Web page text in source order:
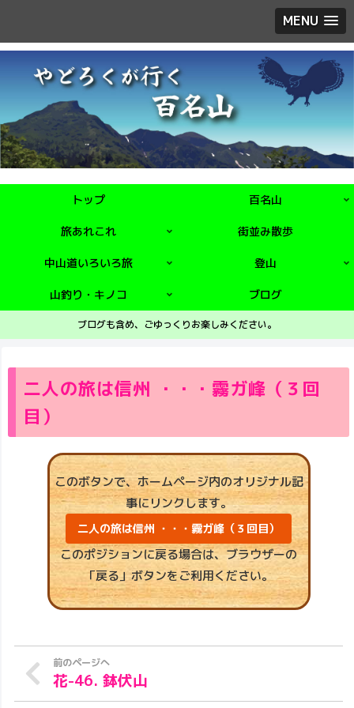
MENU
トップ 百名山
旅あれこれ 街並み散歩
中山道いろいろ旅 登山
山釣り・キノコ ブログ
ブログも含め、ごゆっくりお楽しみください。
二人の旅は信州 ・・・霧ガ峰（３回
目）
このボタンで、ホームページ内のオリジナル記
事にリンクします。
二人の旅は信州 ・・・霧ガ峰（３回目）
このポジションに戻る場合は、ブラウザーの
「戻る」ボタンをご利用ください。
花-46. 鉢伏山